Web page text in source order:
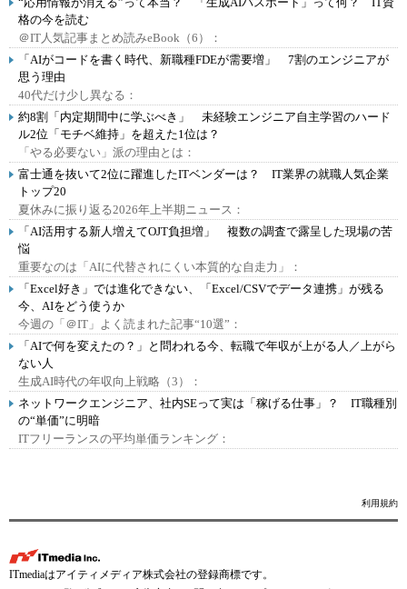
格の今を読む
＠IT人気記事まとめ読みeBook（6）：
「AIがコードを書く時代、新職種FDEが需要増」 7割のエンジニアが
思う理由
40代だけ少し異なる：
約8割「内定期間中に学ぶべき」 未経験エンジニア自主学習のハード
ル2位「モチベ維持」を超えた1位は？
「やる必要ない」派の理由とは：
富士通を抜いて2位に躍進したITベンダーは？ IT業界の就職人気企業
トップ20
夏休みに振り返る2026年上半期ニュース：
「AI活用する新人増えてOJT負担増」 複数の調査で露呈した現場の苦
悩
重要なのは「AIに代替されにくい本質的な自走力」：
「Excel好き」では進化できない、「Excel/CSVでデータ連携」が残る
今、AIをどう使うか
今週の「＠IT」よく読まれた記事“10選”：
「AIで何を変えたの？」と問われる今、転職で年収が上がる人／上がら
ない人
生成AI時代の年収向上戦略（3）：
ネットワークエンジニア、社内SEって実は「稼げる仕事」？ IT職種別
の“単価”に明暗
ITフリーランスの平均単価ランキング：
利用規約
ITmediaはアイティメディア株式会社の登録商標です。